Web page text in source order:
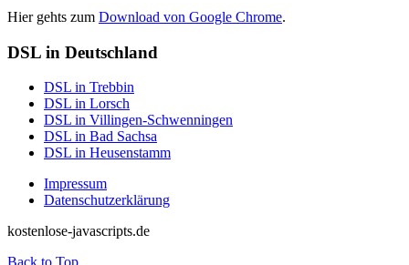
Hier gehts zum Download von Google Chrome.
DSL in Deutschland
DSL in Trebbin
DSL in Lorsch
DSL in Villingen-Schwenningen
DSL in Bad Sachsa
DSL in Heusenstamm
Impressum
Datenschutzerklärung
kostenlose-javascripts.de